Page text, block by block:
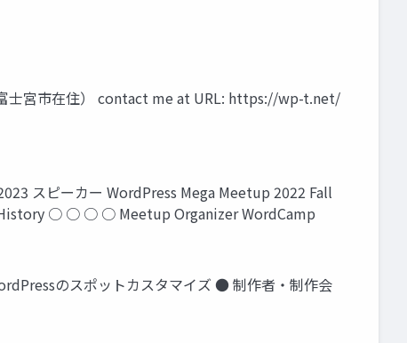
士宮市在住） contact me at URL: https://wp-t.net/
スピーカー WordPress Mega Meetup 2022 Fall
History ○ ○ ○ ○ Meetup Organizer WordCamp
のスポットカスタマイズ ● 制作者・制作会